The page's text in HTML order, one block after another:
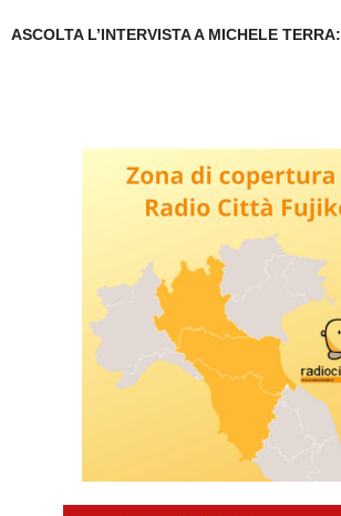
ASCOLTA L’INTERVISTA A MICHELE TERRA: